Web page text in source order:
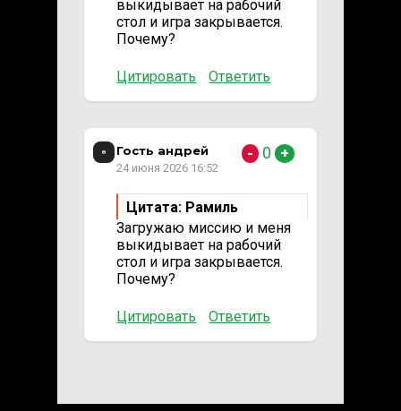
выкидывает на рабочий
стол и игра закрывается.
Почему?
Цитировать Ответить
Гость андрей
24 июня 2026 16:52
Цитата: Рамиль
Загружаю миссию и меня
выкидывает на рабочий
стол и игра закрывается.
Почему?
Цитировать Ответить
- 0 +